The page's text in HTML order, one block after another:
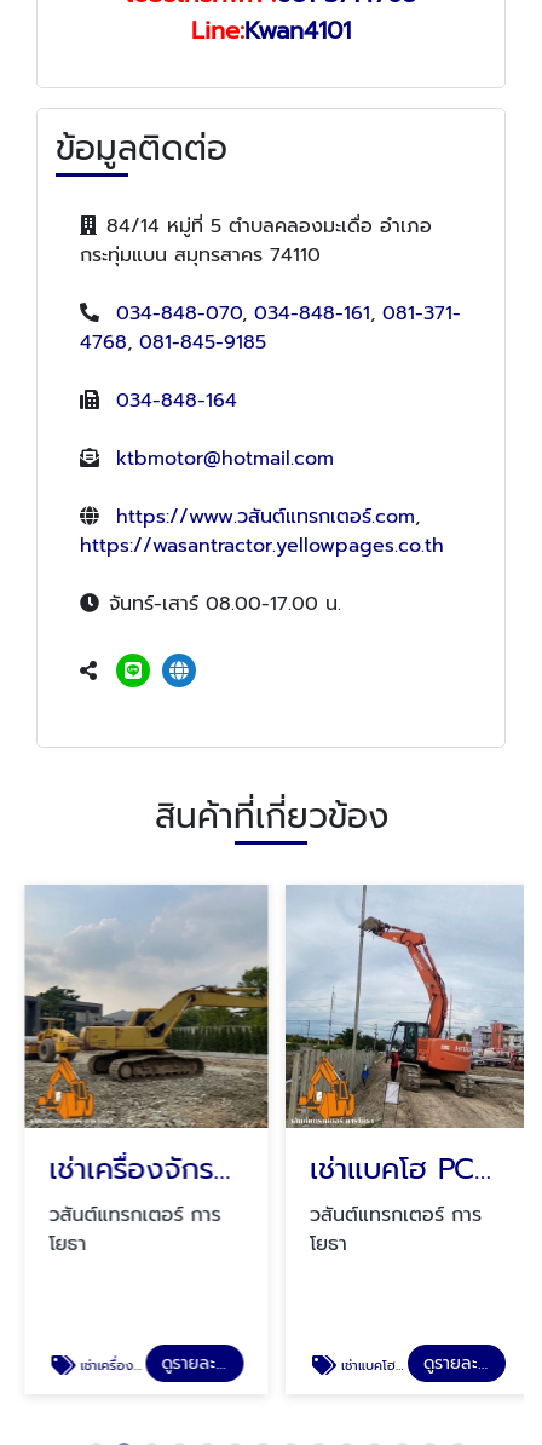
Line:Kwan4101
ข้อมูลติดต่อ
84/14 หมู่ที่ 5 ตำบลคลองมะเดื่อ อำเภอ
กระทุ่มแบน สมุทรสาคร 74110
034-848-070, 034-848-161, 081-371-
4768, 081-845-9185
034-848-164
ktbmotor@hotmail.com
https://www.วสันต์แทรกเตอร์.com,
https://wasantractor.yellowpages.co.th
จันทร์-เสาร์ 08.00-17.00 น.
สินค้าที่เกี่ยวข้อง
เช่าเครื่องจักรชุดบดอัดถนน
วสันต์แทรกเตอร์ การ
โยธา
เช่าเครื่องจักรชุดบดอัดถนน ดูรายละเอียด
เช่าแบคโฮ PC200 กดเข็มเขื่อน
วสันต์แทรกเตอร์ การ
โยธา
เช่าแบคโฮ PC200 กดเข็มเขื่อน ดูรายละเอียด